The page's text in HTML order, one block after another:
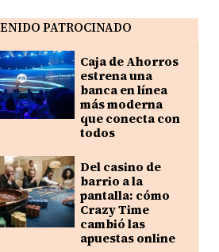
PATROCINADO
Caja de Ahorros
estrena una
banca en línea
más moderna
que conecta con
todos
Del casino de
barrio a la
pantalla: cómo
Crazy Time
cambió las
apuestas online